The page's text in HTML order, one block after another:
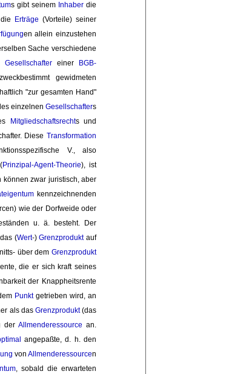
s gibt seinem Inhaber die
Erträge (Vorteile) seiner
en allein einzustehen
Sache verschiedene
Gesellschaftereiner
BGB-
gewidmeten
"zur gesamten Hand"
einzelnen Gesellschafters
Mitgliedschaftsrechts und
Diese Transformation
V., also
(Prinzipal-Agent-Theorie), ist
können zwar juristisch, aber
kennzeichnenden
wie der Dorfweide oder
u. ä. besteht. Der
(Wert-)Grenzproduktauf
über demGrenzprodukt
die er sich kraft seines
der Knappheitsrente
Punktgetrieben wird, an
als das Grenzprodukt(das
der Allmenderessource an.
angepaßte, d. h. den
von Allmenderessourcen
, sobald die erwarteten